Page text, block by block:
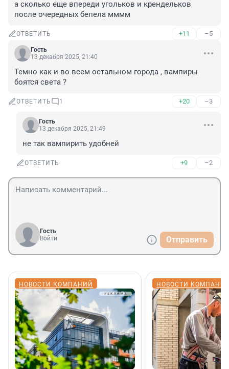
а сколько еще впереди угольков и крендельков
после очередных бепела мммм
ОТВЕТИТЬ +11 –5
Гость
13 декабря 2025, 21:40
Темно как и во всем остальном города , вампиры
боятся света ?
ОТВЕТИТЬ 1 +20 –3
Гость
13 декабря 2025, 21:49
не так вампирить удобней
ОТВЕТИТЬ +9 –2
Гость
Войти
Отправить
НОВОСТИ КОМПАНИЙ НОВОСТИ